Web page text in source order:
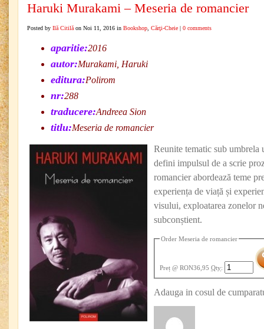
Haruki Murakami – Meseria de romancier
Posted by Ilă Citilă on Noi 11, 2016 in Bookshop Cărţi-Cheie | 0 comments
aparitie:2016
autor:Murakami, Haruki
editura:Polirom
nr:288
traducere:Andreea Sion
titlu:Meseria de romancier
Reunite tematic sub umbrela
defini impulsul de a scrie
romancier abordează teme
experiența de viață și
visului, exploatarea zonelor
subconștient.
Order Meseria de romancier
Preț @ RON36,95 Qty:
Adauga in cosul de